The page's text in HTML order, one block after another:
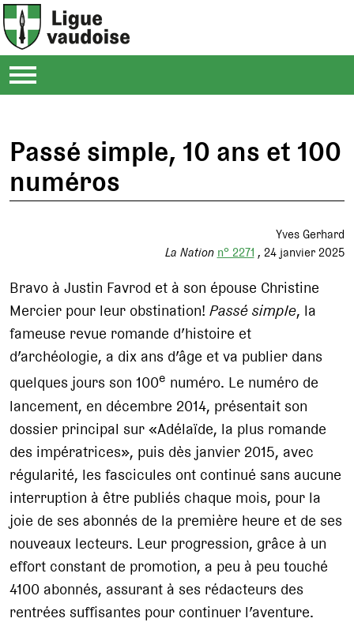
Passé simple, 10 ans et 100
numéros
Yves Gerhard
La Nation n° 2271 24 janvier 2025
Bravo à Justin Favrod et à son épouse Christine
Mercier pour leur obstination!Passé simple, la
fameuse revue romande d’histoire et
d’archéologie, a dix ans d’âge et va publier dans
quelques jours son 100e numéro. Le numéro de
lancement, en décembre 2014, présentait son
dossier principal sur «Adélaïde, la plus romande
des impératrices», puis dès janvier 2015, avec
régularité, les fascicules ont continué sans aucune
interruption à être publiés chaque mois, pour la
joie de ses abonnés de la première heure et de ses
nouveaux lecteurs. Leur progression, grâce à un
effort constant de promotion, a peu à peu touché
4100 abonnés, assurant à ses rédacteurs des
rentrées suffisantes pour continuer l’aventure.